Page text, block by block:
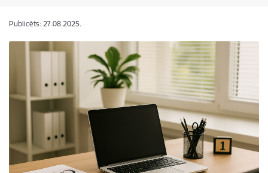
Publicēts: 27.08.2025.